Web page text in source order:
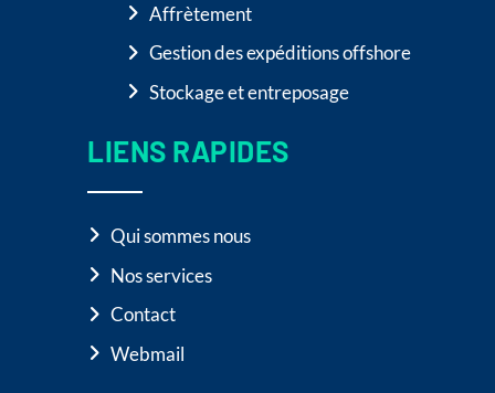
Affrètement
Gestion des expéditions offshore
Stockage et entreposage
LIENS RAPIDES
Qui sommes nous
Nos services
Contact
Webmail